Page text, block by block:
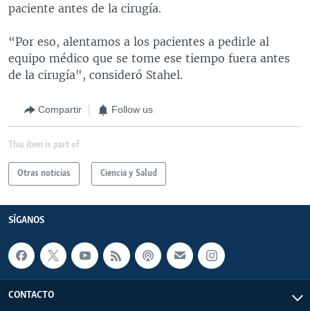
paciente antes de la cirugía.
“Por eso, alentamos a los pacientes a pedirle al
equipo médico que se tome ese tiempo fuera antes
de la cirugía", consideró Stahel.
Compartir Follow us
This item is part of
Otras noticias Ciencia y Salud
SÍGANOS
CONTACTO